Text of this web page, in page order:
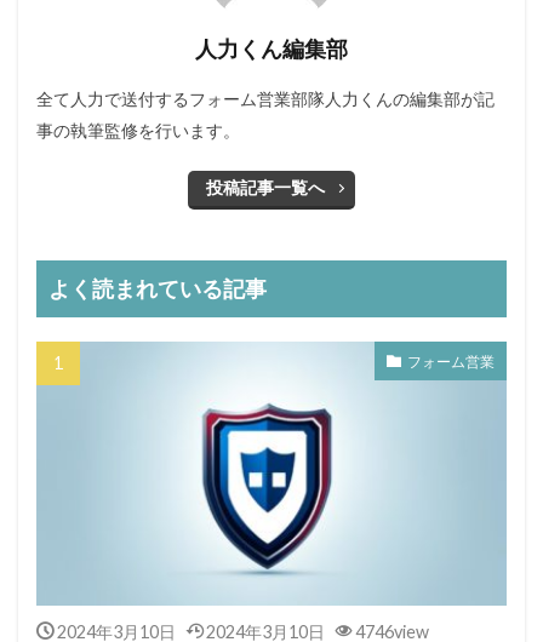
人力くん編集部
全て人力で送付するフォーム営業部隊人力くんの編集部が記
事の執筆監修を行います。
投稿記事一覧へ
よく読まれている記事
フォーム営業
2024年3月10日 2024年3月10日 4746view